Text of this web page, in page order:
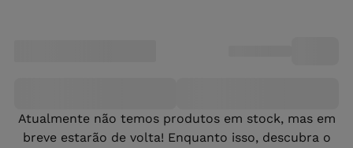
Atualmente não temos produtos em stock, mas em
breve estarão de volta! Enquanto isso, descubra o